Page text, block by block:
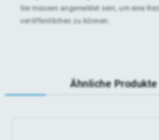
Sie müssen angemeldet sein, um eine
veröffentlichen zu können.
Ähnliche Produkte